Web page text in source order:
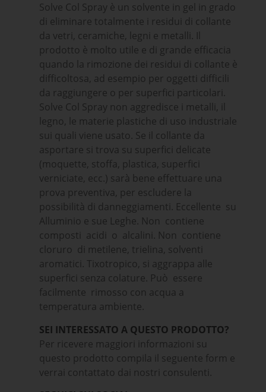
Solve Col Spray è un solvente in gel in grado
di eliminare totalmente i residui di collante
da vetri, ceramiche, legni e metalli. Il
prodotto è molto utile e di grande efficacia
quando la rimozione dei residui di collante è
difficoltosa, ad esempio per oggetti difficili
da raggiungere o per superfici particolari.
Solve Col Spray non aggredisce i metalli, il
legno, le materie plastiche di uso industriale
sui quali viene usato. Se il collante da
asportare si trova su superfici delicate
(moquette, stoffa, plastica, superfici
verniciate, ecc.) sarà bene effettuare una
prova preventiva, per escludere la
possibilità di danneggiamenti. Eccellente su
Alluminio e sue Leghe. Non contiene
composti acidi o alcalini. Non contiene
cloruro di metilene, trielina, solventi
aromatici. Tixotropico, si aggrappa alle
superfici senza colature. Può essere
facilmente rimosso con acqua a
temperatura ambiente.
SEI INTERESSATO A QUESTO PRODOTTO?
Per ricevere maggiori informazioni su
questo prodotto compila il seguente form e
verrai contattato dai nostri consulenti.